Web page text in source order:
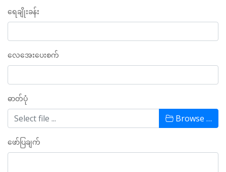
ရေချိုးခန်း
လေအေးပေးစက်
ဓာတ်ပုံ
Browse …
ဖော်ပြချက်